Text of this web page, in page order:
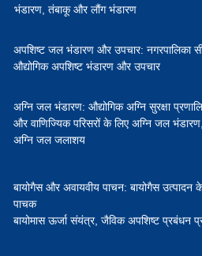
अपशिष्ट जल भंडारण और उपचार: नगरपालिका
औद्योगिक अपशिष्ट भंडारण और उपचार
बायोगैस और अवायवीय पाचन: बायोगैस उत्पादन
पाचक
बायोमास ऊर्जा संयंत्र, जैविक अपशिष्ट प्रबंधन
अग्नि जल भंडारण: औद्योगिक अग्नि सुरक्षा
और वाणिज्यिक परिसरों के लिए अग्नि जल भंडारण,
अग्नि जल जलाशय
भंडारण, तंबाकू और लौंग भंडारण